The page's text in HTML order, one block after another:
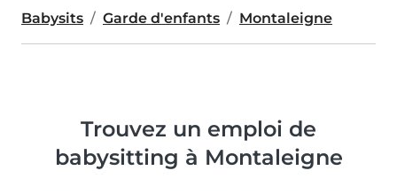
Babysits Garde d'enfants Montaleigne
Trouvez un emploi de
babysitting à Montaleigne